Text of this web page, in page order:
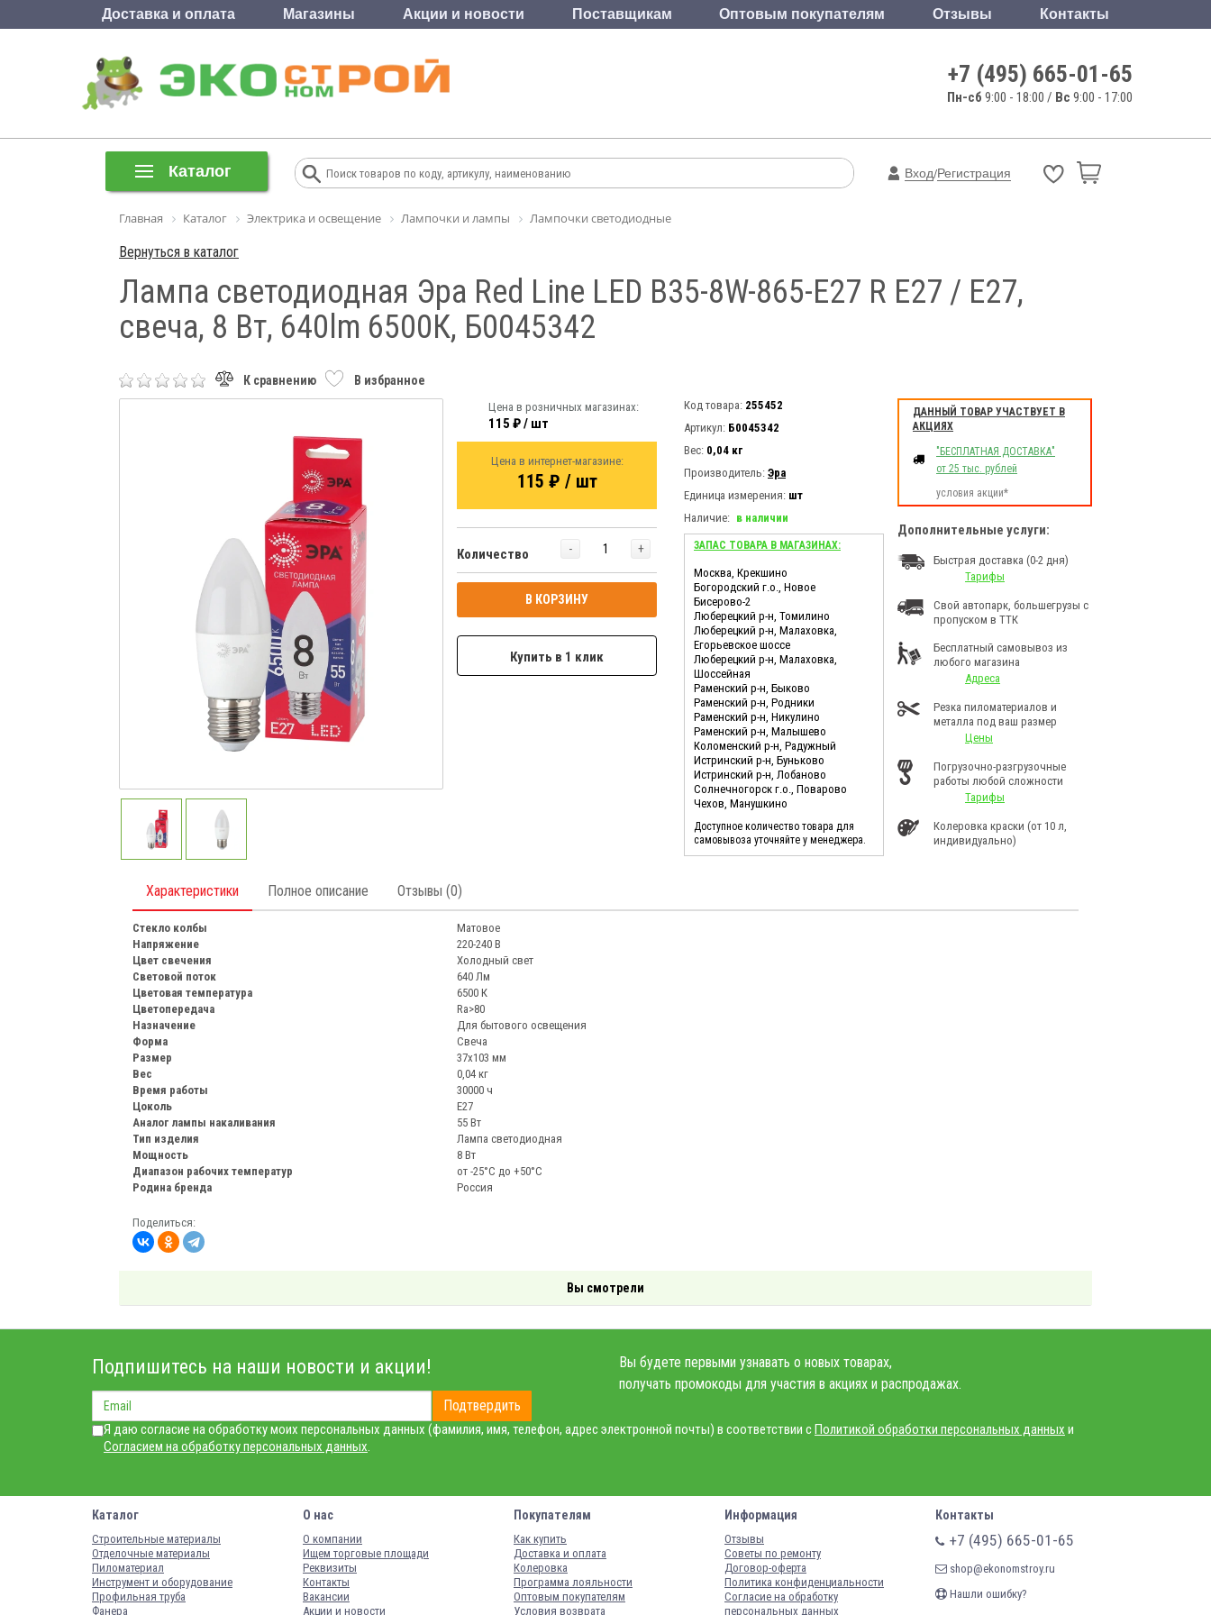
Доставка и оплата Магазины Акции и новости Поставщикам Оптовым покупателям Отзывы Контакты
+7 (495) 665-01-65
Пн-сб 9:00 - 18:00 / Вс 9:00 - 17:00
Каталог Вход/Регистрация
Главная Каталог Электрика и освещение Лампочки и лампы Лампочки светодиодные
Вернуться в каталог
Лампа светодиодная Эра Red Line LED B35-8W-865-E27 R Е27 / E27,
свеча, 8 Вт, 640lm 6500К, Б0045342
К сравнению В избранное
Цена в розничных магазинах:
115 ₽ / шт
Цена в интернет-магазине:
115 ₽ / шт
Количество - +
В КОРЗИНУ
Купить в 1 клик
Код товара: 255452
Артикул: Б0045342
Вес: 0,04 кг
Производитель: Эра
Единица измерения: шт
Наличие: в наличии
ЗАПАС ТОВАРА В МАГАЗИНАХ:
Москва, Крекшино
Богородский г.о., Новое
Бисерово-2
Люберецкий р-н, Томилино
Люберецкий р-н, Малаховка,
Егорьевское шоссе
Люберецкий р-н, Малаховка,
Шоссейная
Раменский р-н, Быково
Раменский р-н, Родники
Раменский р-н, Никулино
Раменский р-н, Малышево
Коломенский р-н, Радужный
Истринский р-н, Буньково
Истринский р-н, Лобаново
Солнечногорск г.о., Поварово
Чехов, Манушкино
Доступное количество товара для
самовывоза уточняйте у менеджера.
ДАННЫЙ ТОВАР УЧАСТВУЕТ В
АКЦИЯХ
"БЕСПЛАТНАЯ ДОСТАВКА"
от 25 тыс. рублей
условия акции*
Дополнительные услуги:
Быстрая доставка (0-2 дня)
Тарифы
Свой автопарк, большегрузы с
пропуском в ТТК
Бесплатный самовывоз из
любого магазина
Адреса
Резка пиломатериалов и
металла под ваш размер
Цены
Погрузочно-разгрузочные
работы любой сложности
Тарифы
Колеровка краски (от 10 л,
индивидуально)
Характеристики Полное описание Отзывы (0)
Стекло колбы
Матовое
Напряжение
220-240 В
Цвет свечения
Холодный свет
Световой поток
640 Лм
Цветовая температура
6500 К
Цветопередача
Ra>80
Назначение
Для бытового освещения
Форма
Свеча
Размер
37х103 мм
Вес
0,04 кг
Время работы
30000 ч
Цоколь
Е27
Аналог лампы накаливания
55 Вт
Тип изделия
Лампа светодиодная
Мощность
8 Вт
Диапазон рабочих температур
от -25°С до +50°С
Родина бренда
Россия
Поделиться:
Вы смотрели
Подпишитесь на наши новости и акции!
Подтвердить
Вы будете первыми узнавать о новых товарах,
получать промокоды для участия в акциях и распродажах.
Я даю согласие на обработку моих персональных данных (фамилия, имя, телефон, адрес электронной почты) в соответствии сПолитикой обработки персональных данных и
Согласием на обработку персональных данных
Каталог
Строительные материалы
Отделочные материалы
Пиломатериал
Инструмент и оборудование
Профильная труба
Фанера
О нас
О компании
Ищем торговые площади
Реквизиты
Контакты
Вакансии
Акции и новости
Покупателям
Как купить
Доставка и оплата
Колеровка
Программа лояльности
Оптовым покупателям
Условия возврата
Информация
Отзывы
Советы по ремонту
Договор-оферта
Политика конфиденциальности
Согласие на обработку
персональных данных
Контакты
+7 (495) 665-01-65
shop@ekonomstroy.ru
Нашли ошибку?